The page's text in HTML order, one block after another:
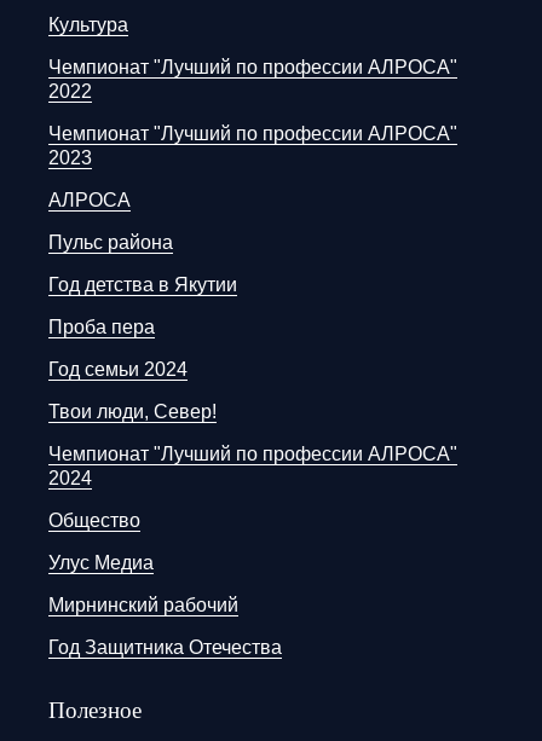
Культура
Чемпионат "Лучший по профессии АЛРОСА"
2022
Чемпионат "Лучший по профессии АЛРОСА"
2023
АЛРОСА
Пульс района
Год детства в Якутии
Проба пера
Год семьи 2024
Твои люди, Север!
Чемпионат "Лучший по профессии АЛРОСА"
2024
Общество
Улус Медиа
Мирнинский рабочий
Год Защитника Отечества
Полезное